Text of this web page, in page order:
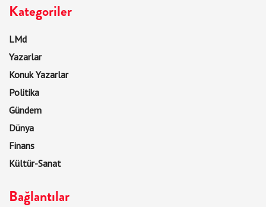
Kategoriler
LMd
Yazarlar
Konuk Yazarlar
Politika
Gündem
Dünya
Finans
Kültür-Sanat
Bağlantılar